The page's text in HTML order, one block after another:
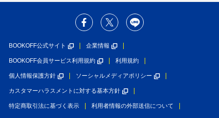
BOOKOFF公式サイト 企業情報
BOOKOFF会員サービス利用規約 利用規約
個人情報保護方針 ソーシャルメディアポリシー
カスタマーハラスメントに対する基本方針
特定商取引法に基づく表示 利用者情報の外部送信について